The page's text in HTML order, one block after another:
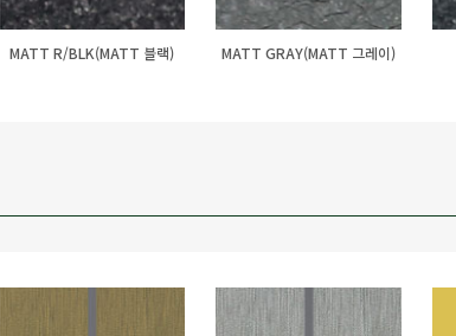
MATT R/BLK(MATT 블랙) MATT GRAY(MATT 그레이)